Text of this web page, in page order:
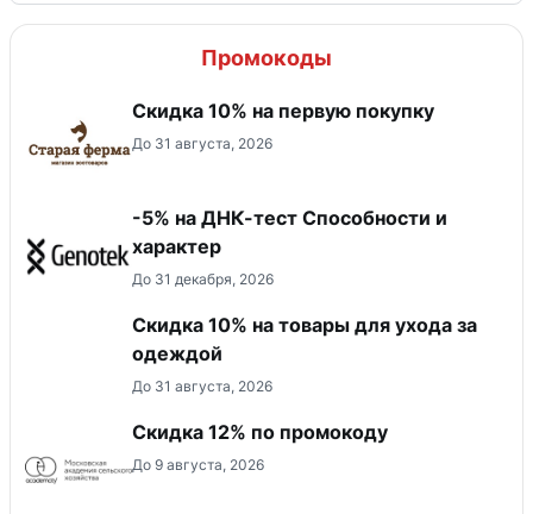
Промокоды
Скидка​ 10% на первую покупку
До 31 августа, 2026
-5% на ДНК-тест Способности и
характер
До 31 декабря, 2026
Скидка 10% на товары для ухода за
одеждой
До 31 августа, 2026
Скидка 12% по промокоду
До 9 августа, 2026